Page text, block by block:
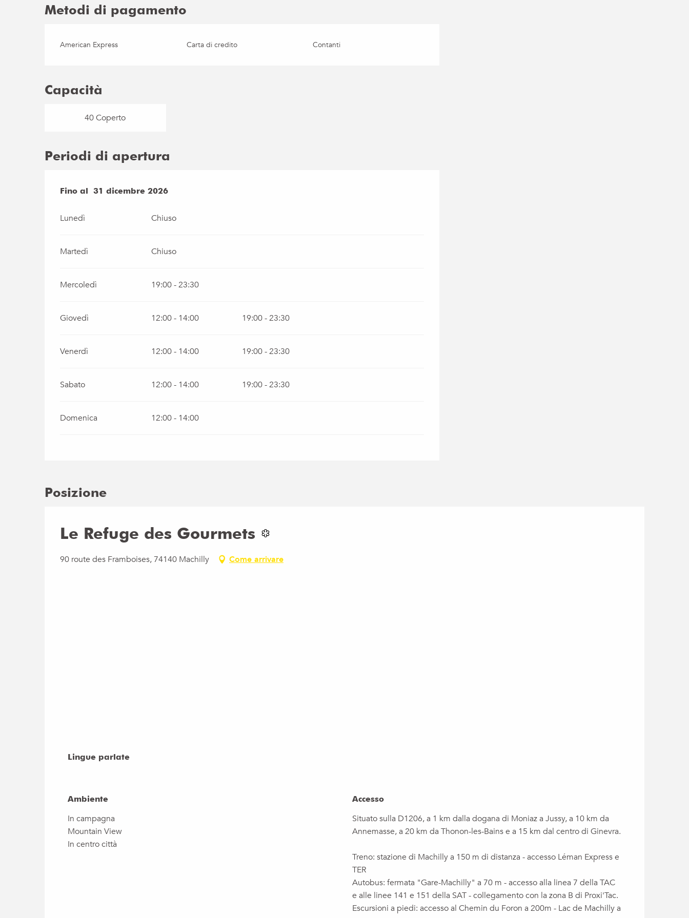
Metodi di pagamento
American Express Carta di credito Contanti
Capacità
40 Coperto
Periodi di apertura
Dal19 marzo 2026 al31 dicembre 2026
Fino al 31 dicembre 2026
Lunedì Chiuso
Martedì Chiuso
Mercoledì 19:00 - 23:30
Giovedì 12:00 - 14:00 19:00 - 23:30
Venerdì 12:00 - 14:00 19:00 - 23:30
Sabato 12:00 - 14:00 19:00 - 23:30
Domenica 12:00 - 14:00
Posizione
Le Refuge des Gourmets
90 route des Framboises, 74140 Machilly Come arrivare
Lingue parlate
Lingue parlate
Ambiente
Ambiente
In campagna
Mountain View
In centro città
Accesso
Accesso
Situato sulla D1206, a 1 km dalla dogana di Moniaz a Jussy, a 10 km da
Annemasse, a 20 km da Thonon-les-Bains e a 15 km dal centro di Ginevra.
Treno: stazione di Machilly a 150 m di distanza - accesso Léman Express e
TER
Autobus: fermata "Gare-Machilly" a 70 m - accesso alla linea 7 della TAC
e alle linee 141 e 151 della SAT - collegamento con la zona B di Proxi'Tac.
Escursioni a piedi: accesso al Chemin du Foron a 200m - Lac de Machilly a